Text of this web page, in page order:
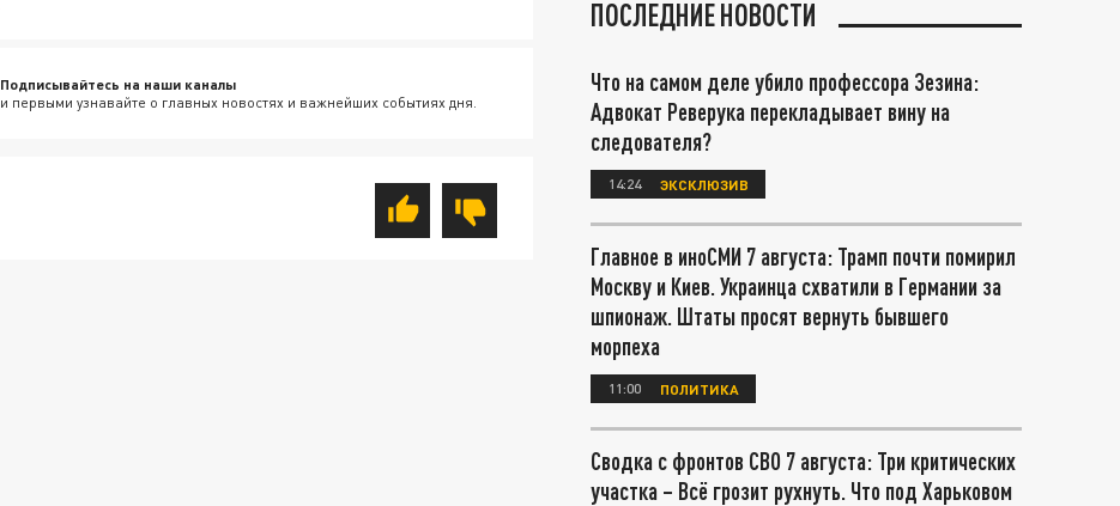
Подписывайтесь на наши каналы
и первыми узнавайте о главных новостях и важнейших событиях дня.
ПОСЛЕДНИЕ НОВОСТИ
Что на самом деле убило профессора Зезина:
Адвокат Реверука перекладывает вину на
следователя?
14:24 ЭКСКЛЮЗИВ
Главное в иноСМИ 7 августа: Трамп почти помирил
Москву и Киев. Украинца схватили в Германии за
шпионаж. Штаты просят вернуть бывшего
морпеха
11:00 ПОЛИТИКА
Сводка с фронтов СВО 7 августа: Три критических
участка – Всё грозит рухнуть. Что под Харьковом